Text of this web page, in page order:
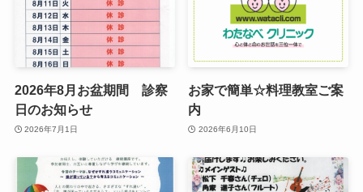
2026年8月お盆期間 診察
日のお知らせ
2026年7月1日
お家で簡単☆料理教室ご案
内
2026年6月10日